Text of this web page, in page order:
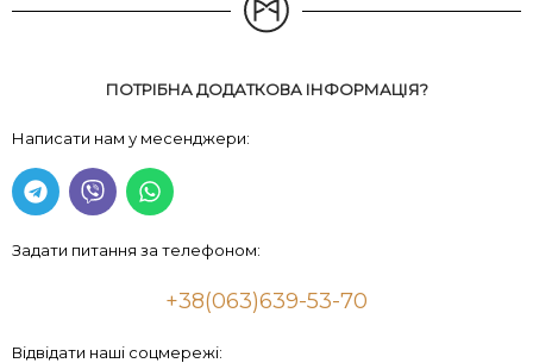
ПОТРІБНА ДОДАТКОВА ІНФОРМАЦІЯ?
Написати нам у месенджери:
Задати питання за телефоном:
+38(063)639-53-70
Відвідати наші соцмережі: